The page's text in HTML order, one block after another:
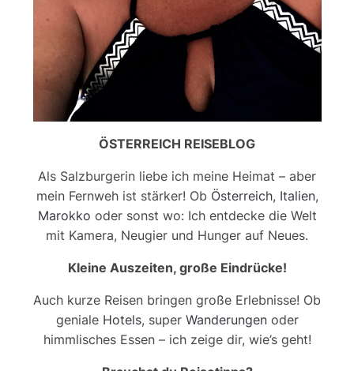
ÖSTERREICH REISEBLOG
Als Salzburgerin liebe ich meine Heimat – aber
mein Fernweh ist stärker! Ob Österreich, Italien,
Marokko oder sonst wo: Ich entdecke die Welt
mit Kamera, Neugier und Hunger auf Neues.
Kleine Auszeiten, große Eindrücke!
Auch kurze Reisen bringen große Erlebnisse! Ob
geniale Hotels, super Wanderungenoder
himmlisches Essen – ich zeige dir, wie’s geht!